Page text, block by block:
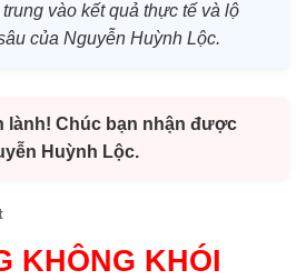
vào kết quả thực tế và lộ
của Nguyễn Huỳnh Lộc.
lành! Chúc bạn nhận được
Huỳnh Lộc.
KHÔNG KHÓI